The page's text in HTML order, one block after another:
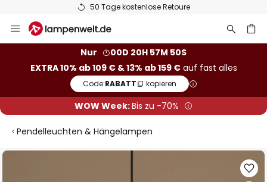
50 Tage kostenlose Retoure
Inhalt
Nur
00D 20H 57M 50S
EXTRA 10% ab 109 € & 13% ab 159 €auf fast alles
Code:RABATT kopieren
WOW Week:Bis zu -70%
Pendelleuchten & Hängelampen
Zum